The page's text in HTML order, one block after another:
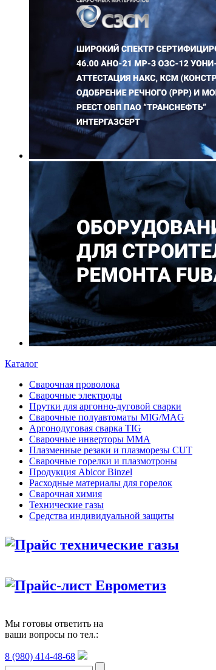
Каталог
Сварочная проволока
Сварочные электроды
Прутки для аргонно-дуговой сварки
Сварочные полуавтоматы MIG/MAG
Аргонодуговая сварка TIG
Сварочные инверторы MMA
Плазменные резаки и плазморезы CUT
Сварочные горелки и плазмотроны
Продукция Abicor Binzel
Расходные материалы для горелок
Сварочная химия
Технические газы
Средства индивидуальной защиты
Прайс технические газы
Прайс-лист Еврометиз
Мы готовы ответить на
ваши вопросы по тел.:
8 (980) 414-48-68